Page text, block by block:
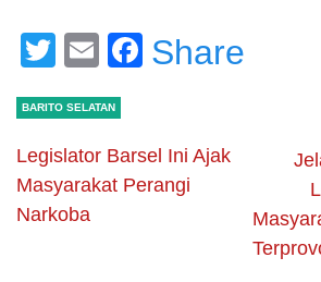
Twitter
EmailFacebook
Share
BARITO SELATAN
Legislator Barsel Ini Ajak
Masyarakat Perangi
Narkoba